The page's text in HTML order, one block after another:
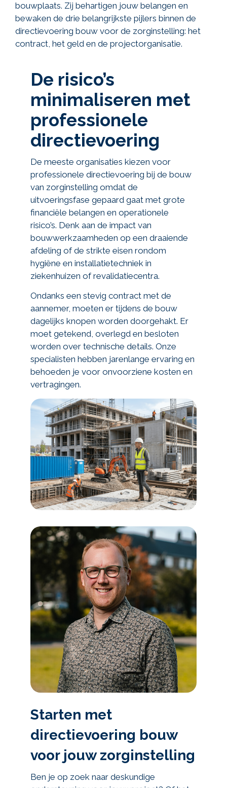
bouwplaats. Zij behartigen jouw belangen en
bewaken de drie belangrijkste pijlers binnen de
directievoering bouw voor de zorginstelling: het
contract, het geld en de projectorganisatie.
De risico’s
minimaliseren met
professionele
directievoering
De meeste organisaties kiezen voor
professionele directievoering bij de bouw
van zorginstelling omdat de
uitvoeringsfase gepaard gaat met grote
financiële belangen en operationele
risico’s. Denk aan de impact van
bouwwerkzaamheden op een draaiende
afdeling of de strikte eisen rondom
hygiëne en installatietechniek in
ziekenhuizen of revalidatiecentra.
Ondanks een stevig contract met de
aannemer, moeten er tijdens de bouw
dagelijks knopen worden doorgehakt. Er
moet getekend, overlegd en besloten
worden over technische details. Onze
specialisten hebben jarenlange ervaring en
behoeden je voor onvoorziene kosten en
vertragingen.
Starten met
directievoering bouw
voor jouw zorginstelling
Ben je op zoek naar deskundige